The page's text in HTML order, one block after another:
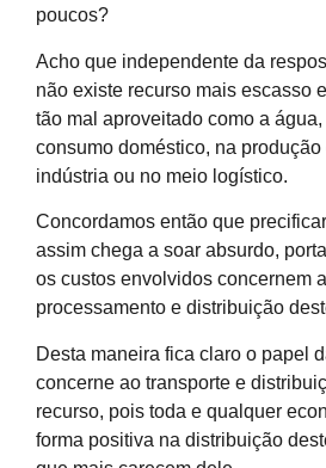
poucos?
Acho que independente da
não existe recurso mais escasso
tão mal aproveitado como a
consumo doméstico, na produção
indústria ou no meio logístico.
Concordamos então que
assim chega a soar absurdo,
os custos envolvidos concernem
processamento e distribuição
Desta maneira fica claro o papel
concerne ao transporte e
recurso, pois toda e qualquer
forma positiva na distribuição